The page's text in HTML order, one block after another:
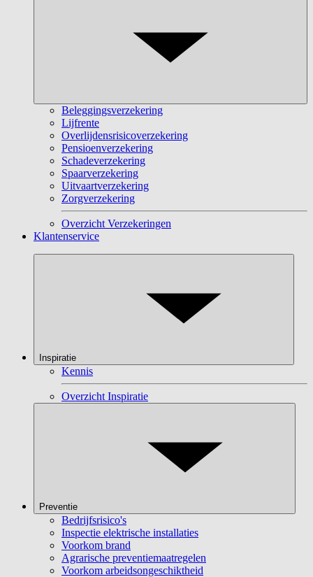
Beleggingsverzekering
Lijfrente
Overlijdensrisicoverzekering
Pensioenverzekering
Schadeverzekering
Spaarverzekering
Uitvaartverzekering
Zorgverzekering
Overzicht Verzekeringen
Klantenservice
Inspiratie
Kennis
Overzicht Inspiratie
Preventie
Bedrijfsrisico's
Inspectie elektrische installaties
Voorkom brand
Agrarische preventiemaatregelen
Voorkom arbeidsongeschiktheid